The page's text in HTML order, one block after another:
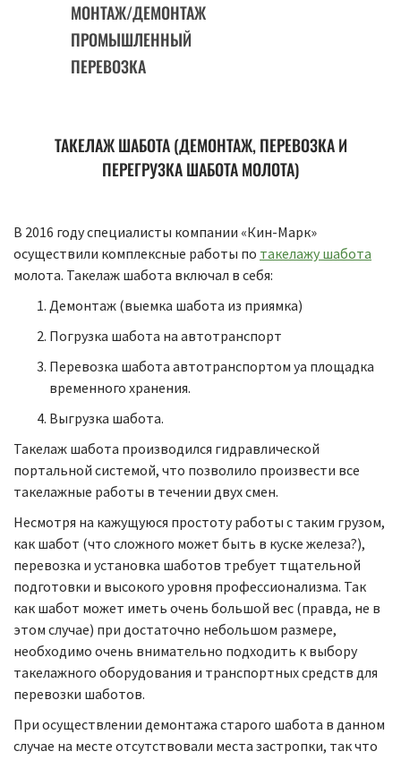
МОНТАЖ/ДЕМОНТАЖ
ПРОМЫШЛЕННЫЙ
ПЕРЕВОЗКА
ТАКЕЛАЖ ШАБОТА (ДЕМОНТАЖ, ПЕРЕВОЗКА И
ПЕРЕГРУЗКА ШАБОТА МОЛОТА)
В 2016 году специалисты компании «Кин-Марк»
осуществили комплексные работы по такелажу шабота
молота. Такелаж шабота включал в себя:
Демонтаж (выемка шабота из приямка)
Погрузка шабота на автотранспорт
Перевозка шабота автотранспортом yа площадка
временного хранения.
Выгрузка шабота.
Такелаж шабота производился гидравлической
портальной системой, что позволило произвести все
такелажные работы в течении двух смен.
Несмотря на кажущуюся простоту работы с таким грузом,
как шабот (что сложного может быть в куске железа?),
перевозка и установка шаботов требует тщательной
подготовки и высокого уровня профессионализма. Так
как шабот может иметь очень большой вес (правда, не в
этом случае) при достаточно небольшом размере,
необходимо очень внимательно подходить к выбору
такелажного оборудования и транспортных средств для
перевозки шаботов.
При осуществлении демонтажа старого шабота в данном
случае на месте отсутствовали места застропки, так что